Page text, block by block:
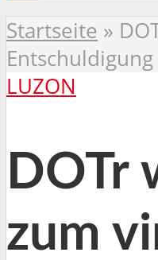
Startseite »
LUZON
DOTr
zum